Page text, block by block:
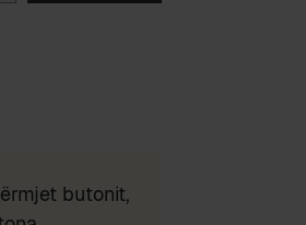
butonit,